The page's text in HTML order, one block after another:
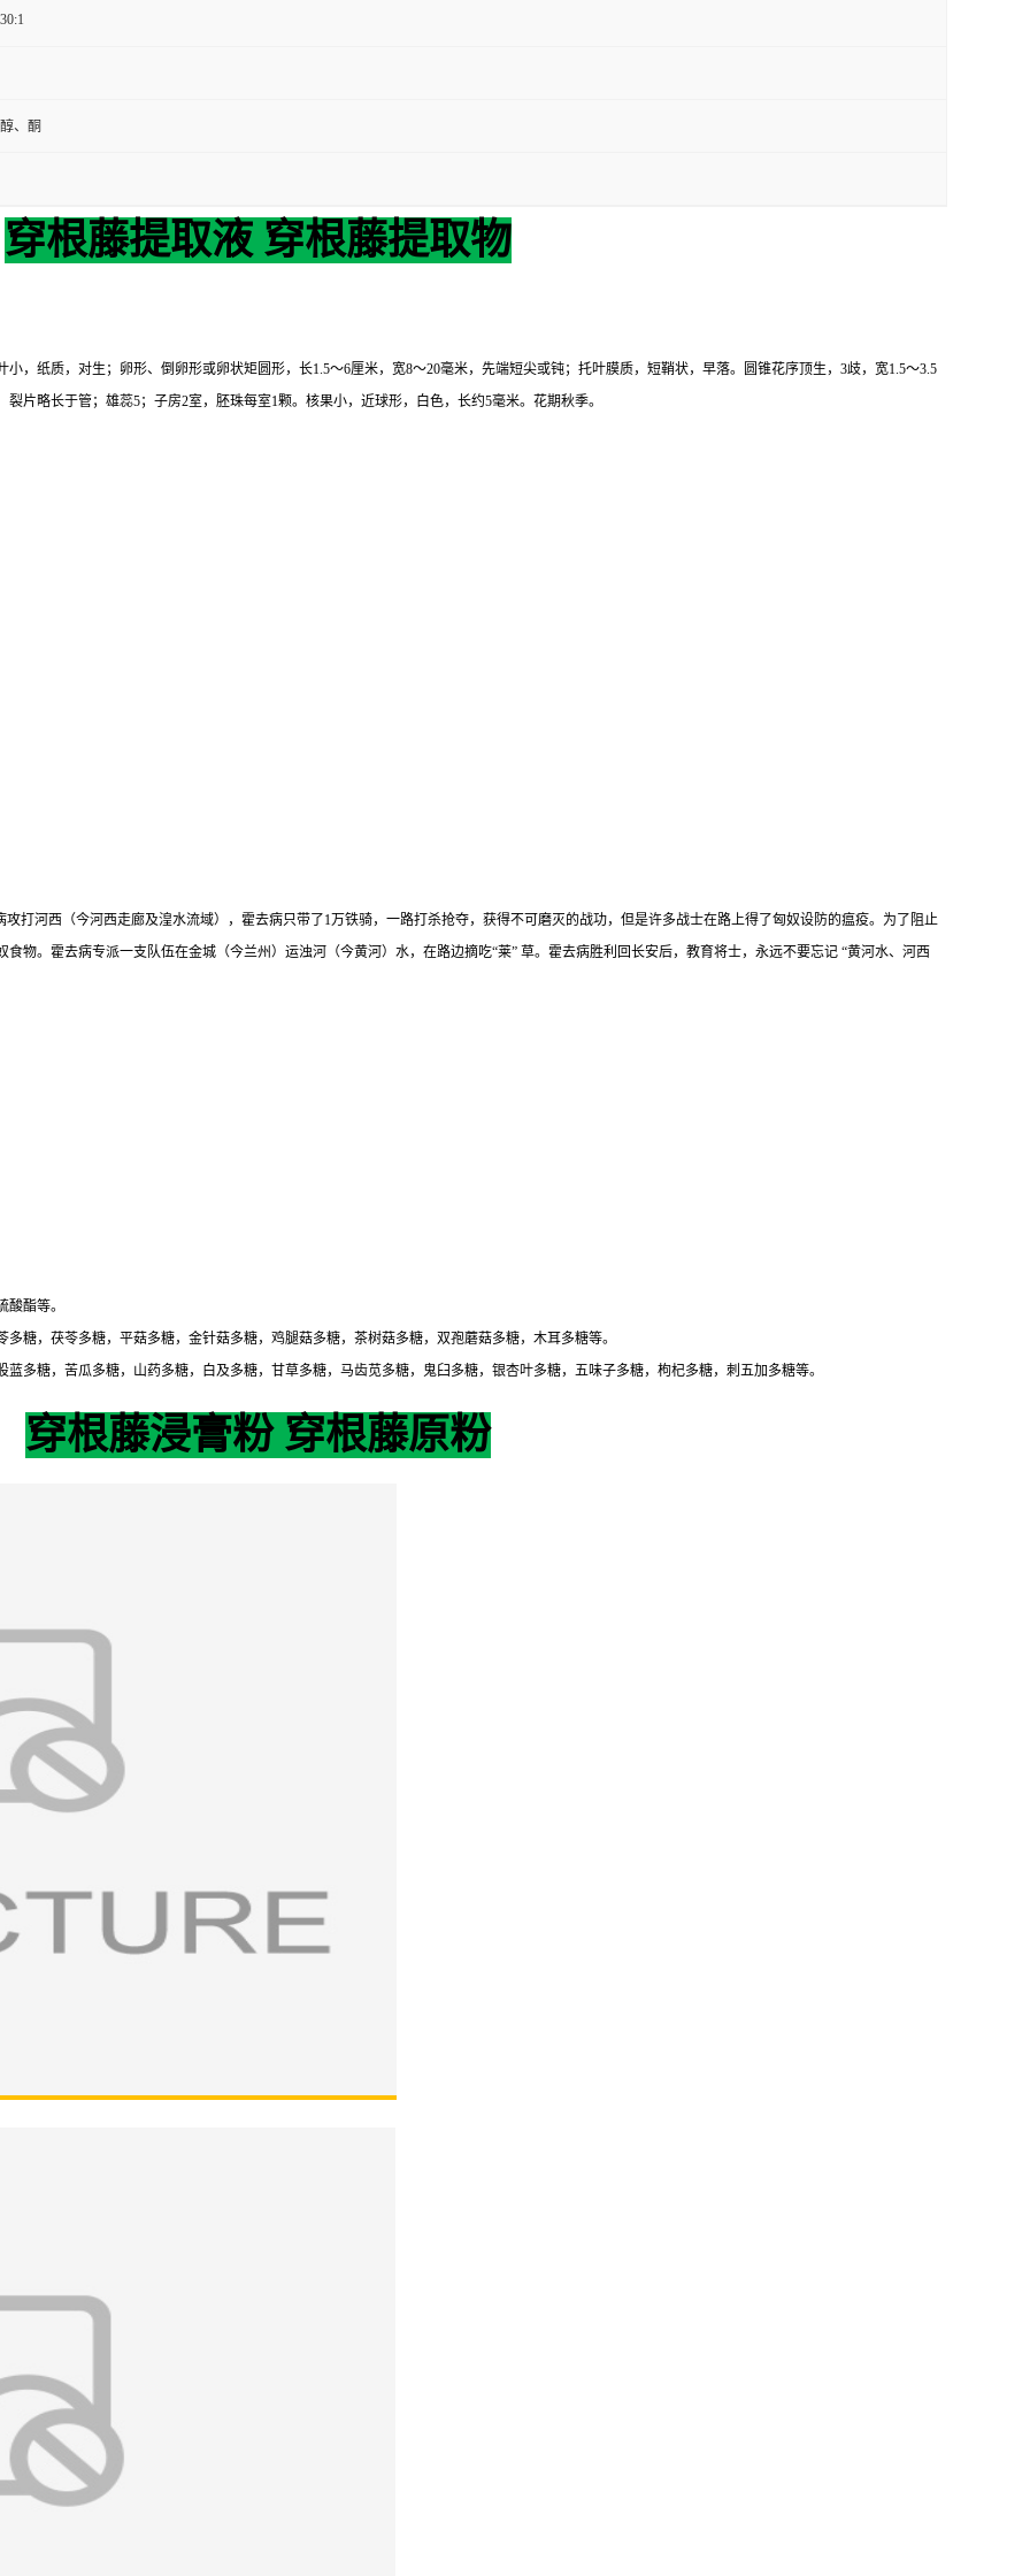
、酮
穿根藤提取液 穿根藤提取物
，纸质，对生；卵形、倒卵形或卵状矩圆形，长1.5～6厘米，宽8～20毫米，先端短尖或钝；托叶膜质，短鞘状，早落。圆锥花序顶生，3歧，宽1.5～3.5
片略长于管；雄蕊5；子房2室，胚珠每室1颗。核果小，近球形，白色，长约5毫米。花期秋季。
攻打河西（今河西走廊及湟水流域），霍去病只带了1万铁骑，一路打杀抢夺，获得不可磨灭的战功，但是许多战士在路上得了匈奴设防的瘟疫。为了阻止
物。霍去病专派一支队伍在金城（今兰州）运浊河（今黄河）水，在路边摘吃“莱” 草。霍去病胜利回长安后，教育将士，永远不要忘记 “黄河水、河西
酯等。
糖，茯苓多糖，平菇多糖，金针菇多糖，鸡腿菇多糖，茶树菇多糖，双孢蘑菇多糖，木耳多糖等。
多糖，苦瓜多糖，山药多糖，白及多糖，甘草多糖，马齿苋多糖，鬼臼多糖，银杏叶多糖，五味子多糖，枸杞多糖，刺五加多糖等。
穿根藤浸膏粉 穿根藤原粉